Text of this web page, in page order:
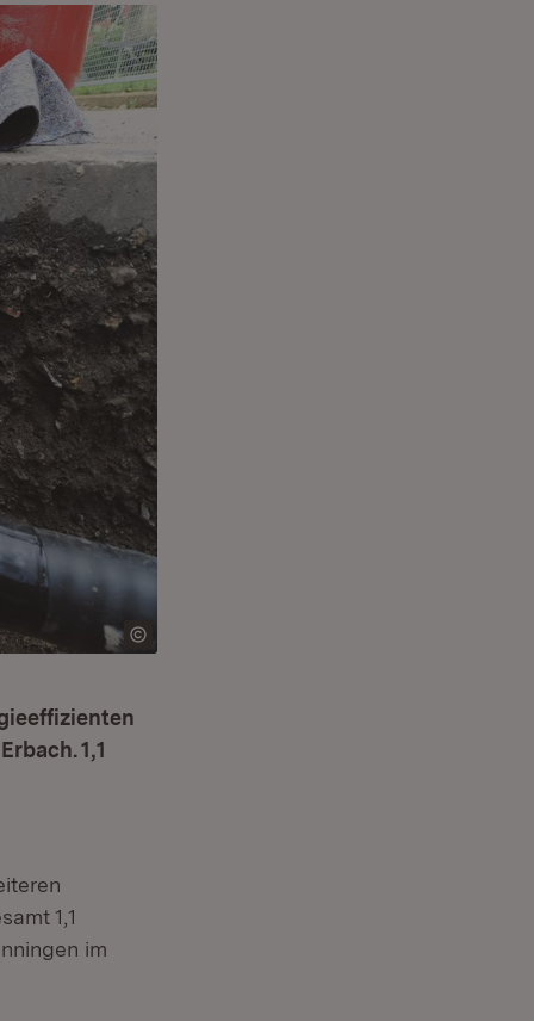
1,1
1,1
im